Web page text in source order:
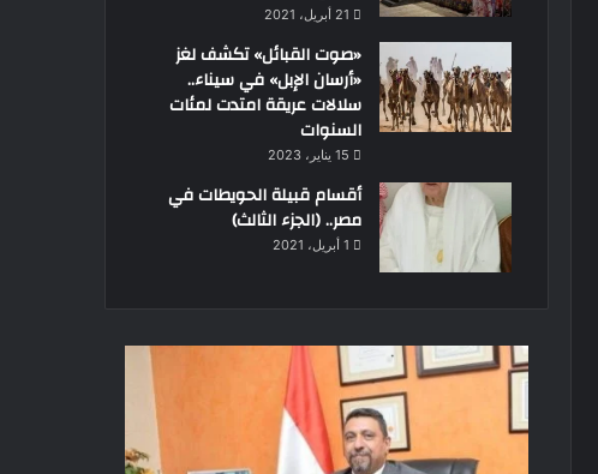
21 أبريل، 2021
«صوت القبائل» تكشف لغز
«أرسان الإبل» في سيناء..
سلالات عريقة امتدت لمئات
السنوات
15 يناير، 2023
أقسام قبيلة الحويطات في
مصر.. (الجزء الثالث)
1 أبريل، 2021